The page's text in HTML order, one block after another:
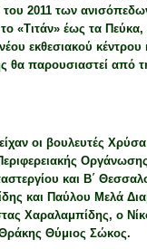
2011 των
«Τιτάν» έως τα
εκθεσιακού
θα παρουσιαστεί από
οι βουλευτές
και Β΄
και Παύλου Μελά
Χαραλαμπίδης, ο
Θύμιος Σώκος.